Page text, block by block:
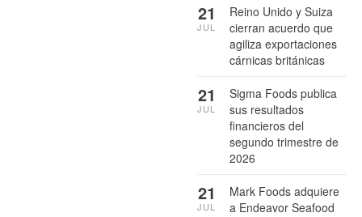
Reino Unido y Suiza
cierran acuerdo que
agiliza exportaciones
cárnicas británicas
21
JUL
Sigma Foods publica
sus resultados
financieros del
segundo trimestre de
2026
21
JUL
Mark Foods adquiere
a Endeavor Seafood
21
JUL